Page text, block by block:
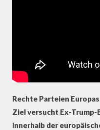
Rechte Parteien
Ziel versucht Ex-
innerhalb der